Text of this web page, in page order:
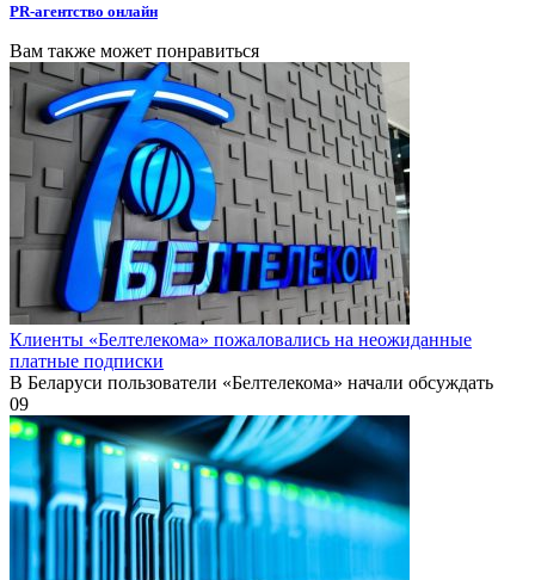
PR-агентство онлайн
Вам также может понравиться
Клиенты «Белтелекома» пожаловались на неожиданные
платные подписки
В Беларуси пользователи «Белтелекома» начали обсуждать
09